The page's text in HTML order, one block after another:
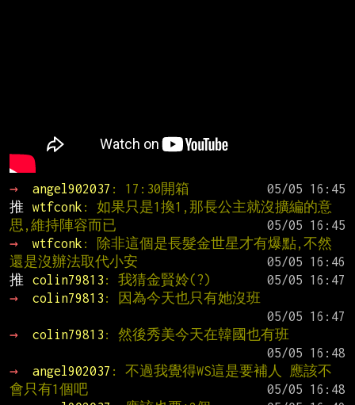
→ angel902037 : 17:30開箱
推
wtfconk : 如果只是1換1,那長公主就沒擴編的意
思,維持陣容而已
→
wtfconk : 除非這個是長髮金世星才有爆點,不然
還是沒辦法取代小安
推
colin79813 : 我猜金賢姈(?)
→
colin79813 : 因為今天也只有她沒班
→
colin79813 : 然後秀美今天在韓國也有班
→
angel902037 : 不過我覺得WS這是要補人 應該不
會只有1個吧